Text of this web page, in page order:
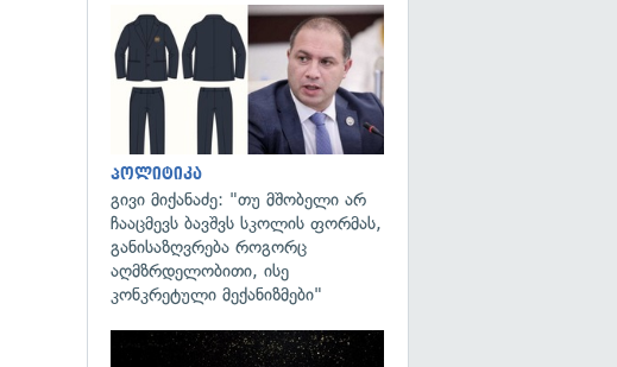
პოლიტიკა
გივი მიქანაძე: "თუ მშობელი არ
ჩააცმევს ბავშვს სკოლის ფორმას,
განისაზღვრება როგორც
აღმზრდელობითი, ისე
კონკრეტული მექანიზმები"